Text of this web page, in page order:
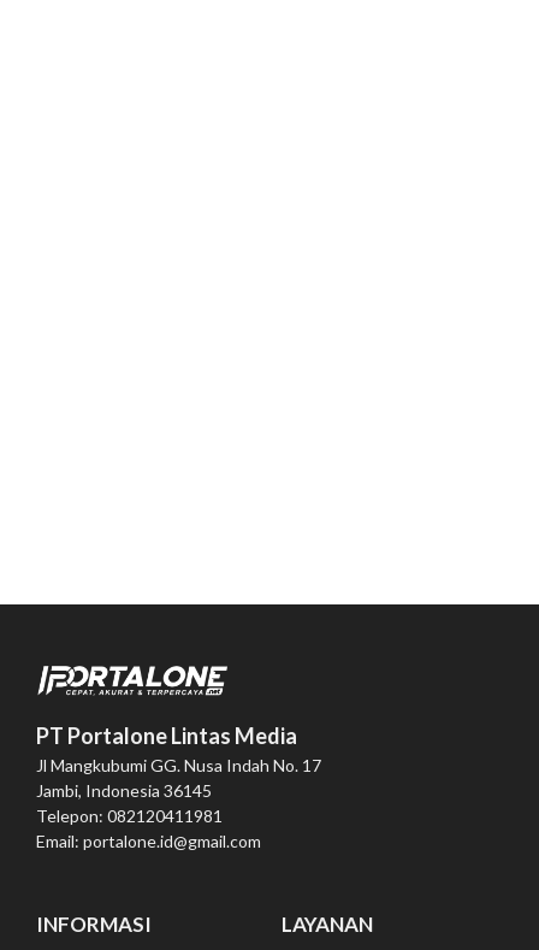
PT Portalone Lintas Media
Jl Mangkubumi GG. Nusa Indah No. 17
Jambi, Indonesia 36145
Telepon: 082120411981
Email: portalone.id@gmail.com
INFORMASI LAYANAN